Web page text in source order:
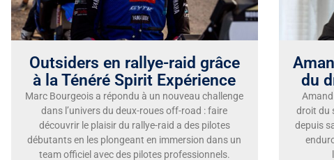
Outsiders en rallye-raid grâce
à la Ténéré Spirit Expérience
Marc Bourgeois a répondu à un nouveau challenge
dans l’univers du deux-roues off-road : faire
découvrir le plaisir du rallye-raid a des pilotes
débutants en les plongeant en immersion dans un
team officiel avec des pilotes professionnels.
du
droit du
depuis